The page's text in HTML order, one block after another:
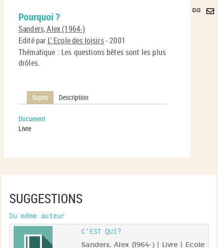
Lien
Pourquoi ?
Sanders, Alex (1964-)
Edité par L' Ecole des loisirs- 2001
Thématique : Les questions bêtes sont les plus
drôles.
Sujets Description
Document
Livre
SUGGESTIONS
Du même auteur
C'EST QUI?
Sanders, Alex (1964-) | Livre | Ecole